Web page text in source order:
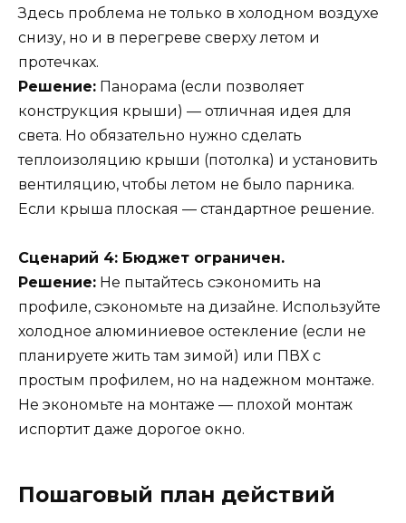
Здесь проблема не только в холодном воздухе
снизу, но и в перегреве сверху летом и
протечках.
Решение: Панорама (если позволяет
конструкция крыши) — отличная идея для
света. Но обязательно нужно сделать
теплоизоляцию крыши (потолка) и установить
вентиляцию, чтобы летом не было парника.
Если крыша плоская — стандартное решение.
Сценарий 4: Бюджет ограничен.
Решение: Не пытайтесь сэкономить на
профиле, сэкономьте на дизайне. Используйте
холодное алюминиевое остекление (если не
планируете жить там зимой) или ПВХ с
простым профилем, но на надежном монтаже.
Не экономьте на монтаже — плохой монтаж
испортит даже дорогое окно.
Пошаговый план действий